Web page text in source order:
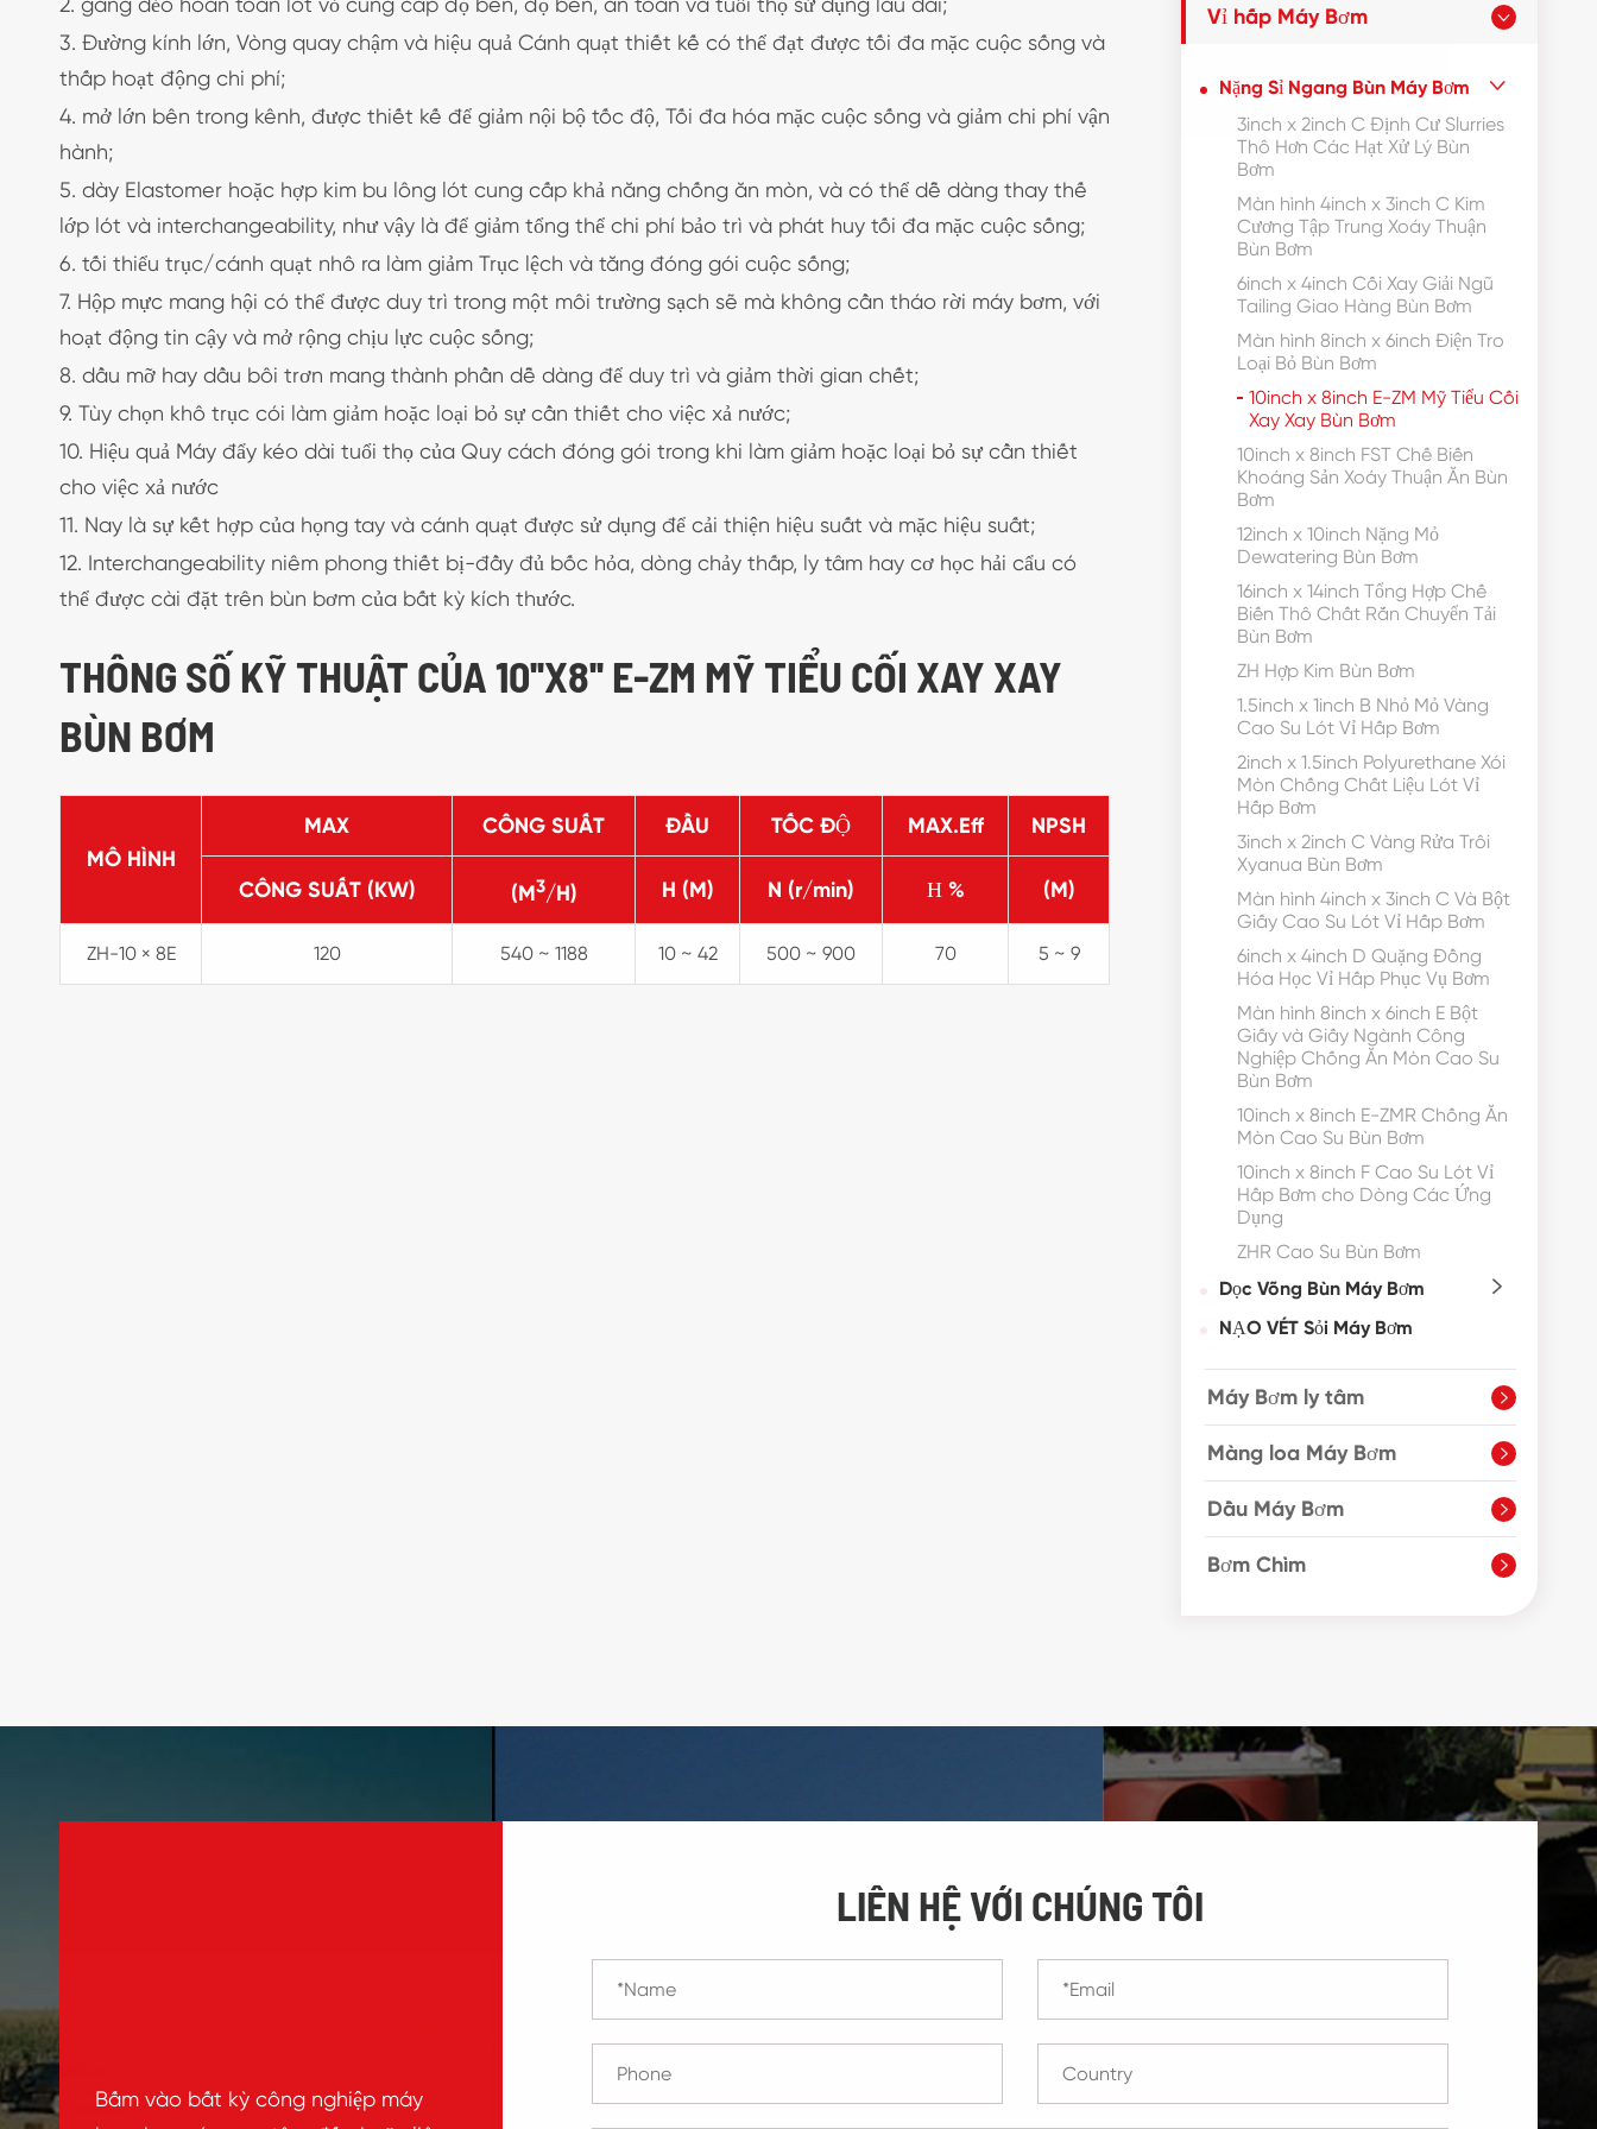
3. Đường kính lớn, Vòng quay chậm và hiệu quả Cánh quạt thiết kế có thể đạt được tối đa mặc cuộc sống và
thấp hoạt động chi phí;
4. mở lớn bên trong kênh, được thiết kế để giảm nội bộ tốc độ, Tối đa hóa mặc cuộc sống và giảm chi phí vận
hành;
5. dày Elastomer hoặc hợp kim bu lông lót cung cấp khả năng chống ăn mòn, và có thể dễ dàng thay thế
lớp lót và interchangeability, như vậy là để giảm tổng thể chi phí bảo trì và phát huy tối đa mặc cuộc sống;
6. tối thiểu trục/cánh quạt nhô ra làm giảm Trục lệch và tăng đóng gói cuộc sống;
7. Hộp mực mang hội có thể được duy trì trong một môi trường sạch sẽ mà không cần tháo rời máy bơm, với
hoạt động tin cậy và mở rộng chịu lực cuộc sống;
8. dầu mỡ hay dầu bôi trơn mang thành phần dễ dàng để duy trì và giảm thời gian chết;
9. Tùy chọn khô trục cói làm giảm hoặc loại bỏ sự cần thiết cho việc xả nước;
10. Hiệu quả Máy đẩy kéo dài tuổi thọ của Quy cách đóng gói trong khi làm giảm hoặc loại bỏ sự cần thiết
cho việc xả nước
11. Nay là sự kết hợp của họng tay và cánh quạt được sử dụng để cải thiện hiệu suất và mặc hiệu suất;
12. Interchangeability niêm phong thiết bị-đầy đủ bốc hỏa, dòng chảy thấp, ly tâm hay cơ học hải cẩu có
thể được cài đặt trên bùn bơm của bất kỳ kích thước.
THÔNG SỐ KỸ THUẬT CỦA 10''X8'' E-ZM MỸ TIỂU CỐI XAY XAY
BÙN BƠM
MÔ HÌNH
MAX CÔNG SUẤT ĐẦU TỐC ĐỘ MAX.Eff NPSH
CÔNG SUẤT (KW) (M3/H) H (M) N (r/min) Η % (M)
ZH-10 × 8E 120 540 ~ 1188 10 ~ 42 500 ~ 900 70 5 ~ 9
Vỉ hấp Máy Bơm 
Nặng Sỉ Ngang Bùn Máy Bơm 
3inch x 2inch C Định Cư Slurries
Thô Hơn Các Hạt Xử Lý Bùn
Bơm
Màn hình 4inch x 3inch C Kim
Cương Tập Trung Xoáy Thuận
Bùn Bơm
6inch x 4inch Cối Xay Giải Ngũ
Tailing Giao Hàng Bùn Bơm
Màn hình 8inch x 6inch Điện Tro
Loại Bỏ Bùn Bơm
10inch x 8inch E-ZM Mỹ Tiểu Cối
Xay Xay Bùn Bơm
10inch x 8inch FST Chế Biến
Khoáng Sản Xoáy Thuận Ăn Bùn
Bơm
12inch x 10inch Nặng Mỏ
Dewatering Bùn Bơm
16inch x 14inch Tổng Hợp Chế
Biến Thô Chất Rắn Chuyển Tải
Bùn Bơm
ZH Hợp Kim Bùn Bơm
1.5inch x 1inch B Nhỏ Mỏ Vàng
Cao Su Lót Vỉ Hấp Bơm
2inch x 1.5inch Polyurethane Xói
Mòn Chống Chất Liệu Lót Vỉ
Hấp Bơm
3inch x 2inch C Vàng Rửa Trôi
Xyanua Bùn Bơm
Màn hình 4inch x 3inch C Và Bột
Giấy Cao Su Lót Vỉ Hấp Bơm
6inch x 4inch D Quặng Đồng
Hóa Học Vỉ Hấp Phục Vụ Bơm
Màn hình 8inch x 6inch E Bột
Giấy và Giấy Ngành Công
Nghiệp Chống Ăn Mòn Cao Su
Bùn Bơm
10inch x 8inch E-ZMR Chống Ăn
Mòn Cao Su Bùn Bơm
10inch x 8inch F Cao Su Lót Vỉ
Hấp Bơm cho Dòng Các Ứng
Dụng
ZHR Cao Su Bùn Bơm
Dọc Võng Bùn Máy Bơm

NẠO VÉT Sỏi Máy Bơm
Máy Bơm ly tâm 
Màng loa Máy Bơm 
Dầu Máy Bơm 
Bơm Chìm 
Bấm vào bất kỳ công nghiệp máy
LIÊN HỆ VỚI CHÚNG TÔI